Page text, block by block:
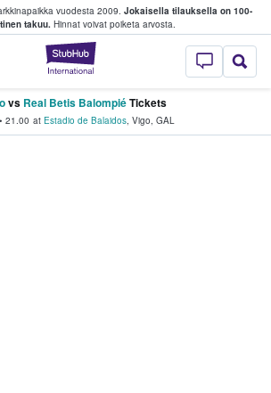
vuodesta 2009. Jokaisella tilauksella on 100-
takuu. Hinnat voivat poiketa arvosta.
StubHub -
myyvät lippuja
vs Real Betis BalompiéTickets
• 21.00 at Estadio de Balaidos, Vigo, GAL